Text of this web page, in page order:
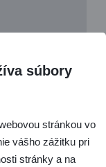
súbory
stránkou vo
vášho zážitku pri
stránky a na